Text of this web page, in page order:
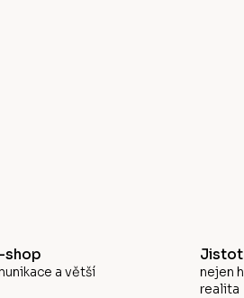
shop
a větší
nejen
realita